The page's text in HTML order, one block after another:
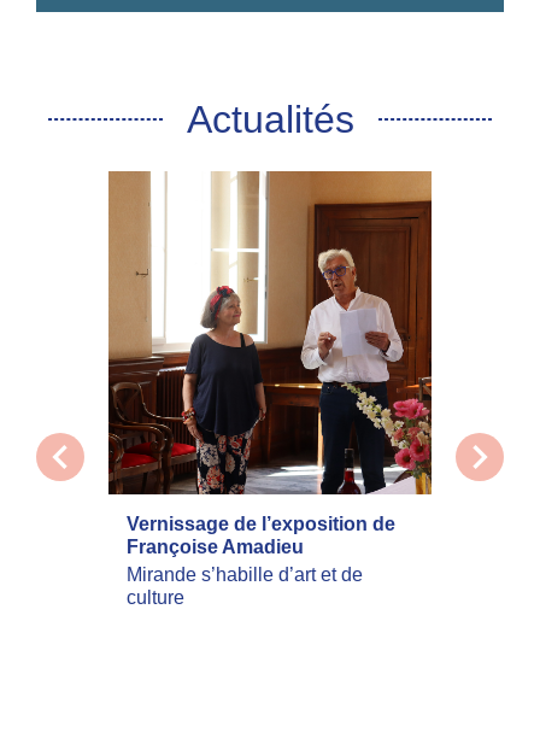
Actualités
Vernissage de l’exposition de
Françoise Amadieu
Mirande s’habille d’art et de
culture
chevron_left chevron_right